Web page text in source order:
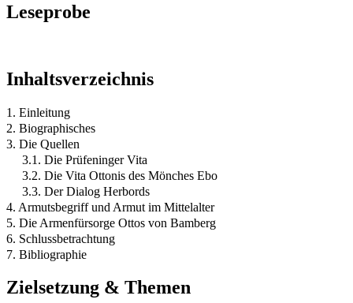
Leseprobe
Inhaltsverzeichnis
1. Einleitung
2. Biographisches
3. Die Quellen
3.1. Die Prüfeninger Vita
3.2. Die Vita Ottonis des Mönches Ebo
3.3. Der Dialog Herbords
4. Armutsbegriff und Armut im Mittelalter
5. Die Armenfürsorge Ottos von Bamberg
6. Schlussbetrachtung
7. Bibliographie
Zielsetzung & Themen